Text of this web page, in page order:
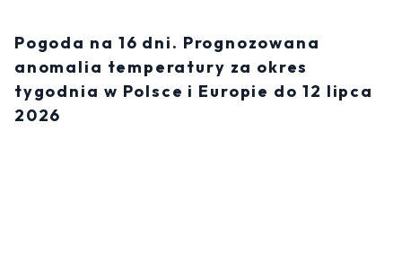
Pogoda na 16 dni. Prognozowana
anomalia temperatury za okres
tygodnia w Polsce i Europie do 12 lipca
2026